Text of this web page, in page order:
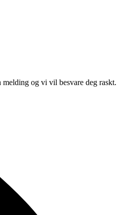
og vi vil besvare deg raskt.